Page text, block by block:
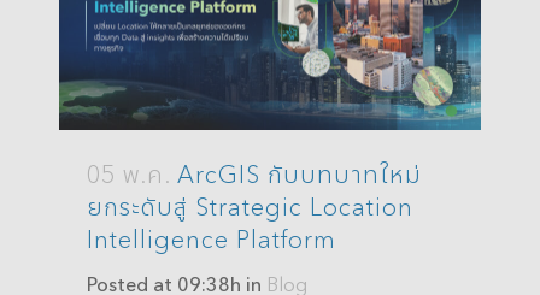
05 พ.ค. ArcGIS กับบทบาทใหม่
ยกระดับสู่ Strategic Location
Intelligence Platform
Posted at 09:38h in Blog